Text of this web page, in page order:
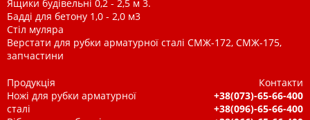
Ящики будівельні 0,2 - 2,5 м 3.
Бадді для бетону 1,0 - 2,0 м3
Стіл муляра
Верстати для рубки арматурної сталі СМЖ-172, СМЖ-175,
запчастини
Продукція
Ножі для рубки арматурної
сталі
Контакти
+38(073)-65-66-400
+38(096)-65-66-400